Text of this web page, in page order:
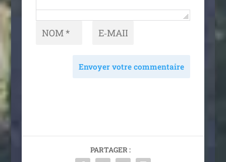
Envoyer votre commentaire
PARTAGER :